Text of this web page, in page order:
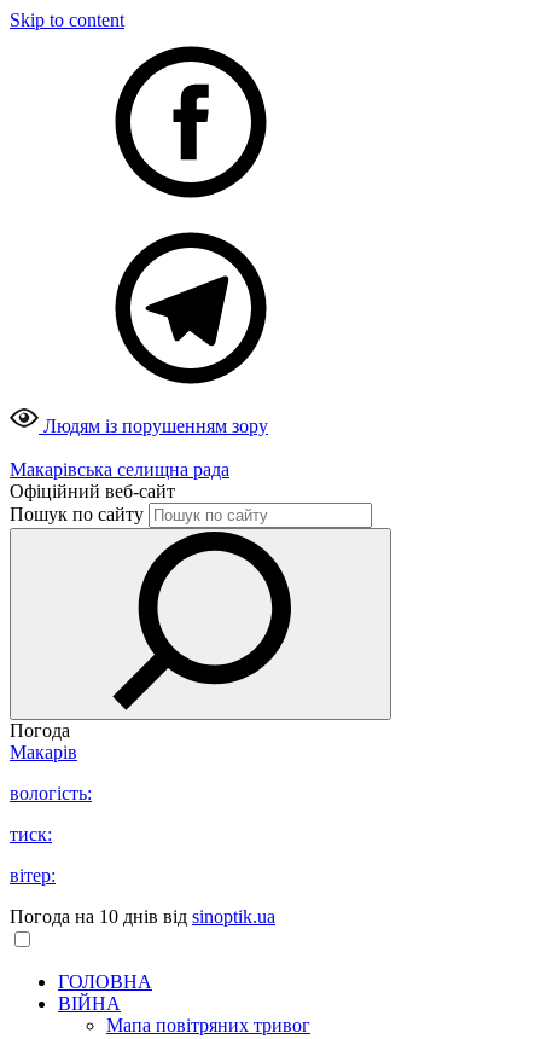
Skip to content
Людям із порушенням зору
Макарівська селищна рада
Офіційний веб-сайт
Пошук по сайту
Погода
Макарів
вологість:
тиск:
вітер:
Погода на 10 днів від sinoptik.ua
ГОЛОВНА
ВІЙНА
Мапа повітряних тривог